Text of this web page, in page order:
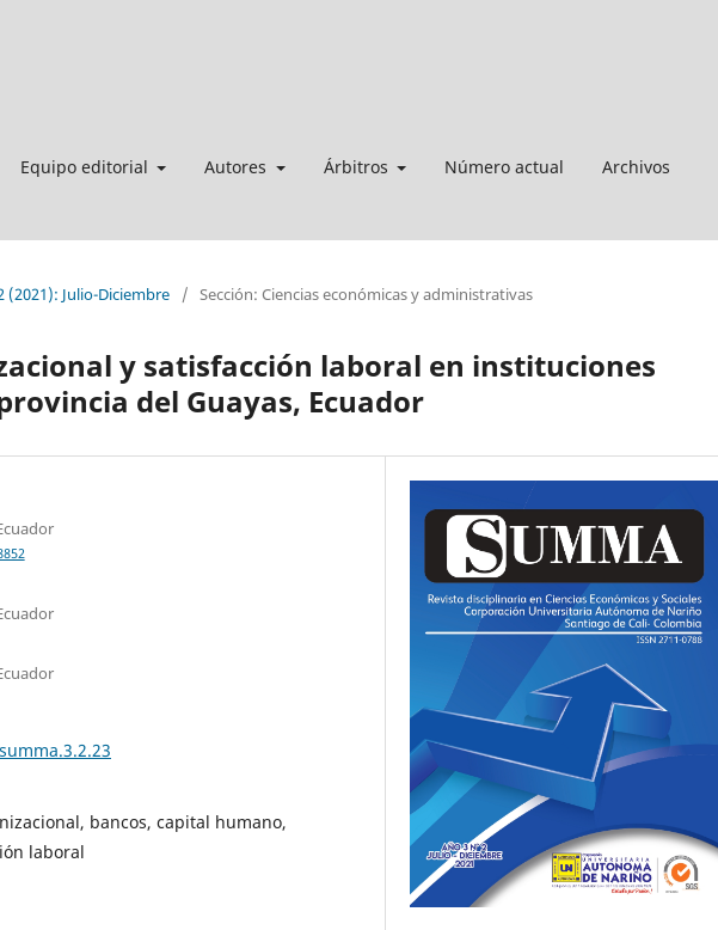
Equipo editorial Autores Árbitros Número actual Archivos
(2021): Julio-Diciembre / Sección: Ciencias económicas y administrativas
y satisfacción laboral en instituciones
del Guayas, Ecuador
bancos, capital humano,
laboral